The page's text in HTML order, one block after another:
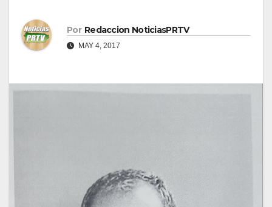
Por Redaccion NoticiasPRTV
MAY 4, 2017